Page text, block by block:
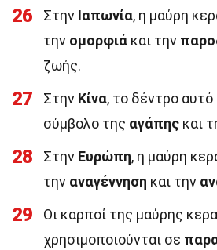
26 Στην Ιαπωνία, η μαύρη
την ομορφιά και την
ζωής.
27 Στην Κίνα, το δέντρο αυτό
σύμβολο της αγάπης και
28 Στην Ευρώπη, η μαύρη
την αναγέννηση και την
29
Οι καρποί της μαύρης
χρησιμοποιούνται σε